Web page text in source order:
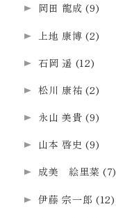
岡田 龍成 (9)
上地 康博 (2)
石岡 遥 (12)
松川 康祐 (2)
永山 美貴 (9)
山本 啓史 (9)
成美 絵里菜 (7)
伊藤 宗一郎 (12)